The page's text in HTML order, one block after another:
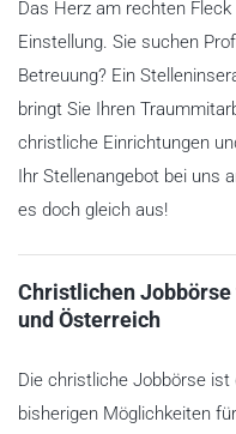
Das Herz am rechten
Einstellung. Sie suchen
Betreuung? Ein
bringt Sie Ihren
christliche Einrichtungen
Ihr Stellenangebot bei uns
es doch gleich aus!
Christlichen
und Österreich
Die christliche Jobbörse ist
bisherigen Möglichkeiten